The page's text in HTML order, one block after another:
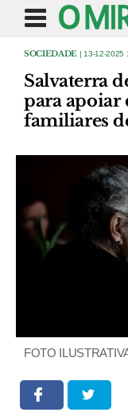
SOCIEDADE | 13-12-2025
Salvaterra
para apoiar
familiares
FOTO